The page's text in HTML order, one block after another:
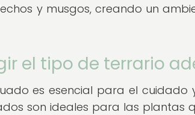
y musgos, creando un
el tipo de terrario
es esencial para el cuidado
son ideales para las plantas